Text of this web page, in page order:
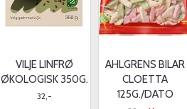
VILJE LINFRØ
ØKOLOGISK 350G.
32,-
AHLGRENS BILAR
CLOETTA
125G./DATO